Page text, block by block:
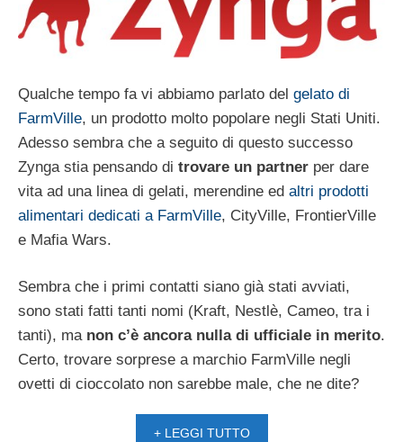
Qualche tempo fa vi abbiamo parlato del gelato di
FarmVille, un prodotto molto popolare negli Stati Uniti.
Adesso sembra che a seguito di questo successo
Zynga stia pensando di trovare un partner per dare
vita ad una linea di gelati, merendine ed altri prodotti
alimentari dedicati a FarmVille, CityVille, FrontierVille
e Mafia Wars.
Sembra che i primi contatti siano già stati avviati,
sono stati fatti tanti nomi (Kraft, Nestlè, Cameo, tra i
tanti), ma non c’è ancora nulla di ufficiale in merito.
Certo, trovare sorprese a marchio FarmVille negli
ovetti di cioccolato non sarebbe male, che ne dite?
+ LEGGI TUTTO